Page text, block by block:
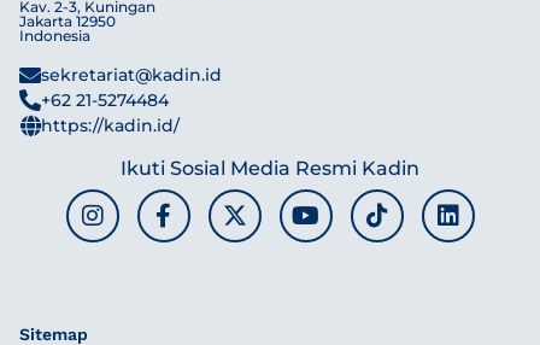
Kav. 2-3, Kuningan
Jakarta 12950
Indonesia
sekretariat@kadin.id
+62 21-5274484
https://kadin.id/
Ikuti Sosial Media Resmi Kadin
Sitemap